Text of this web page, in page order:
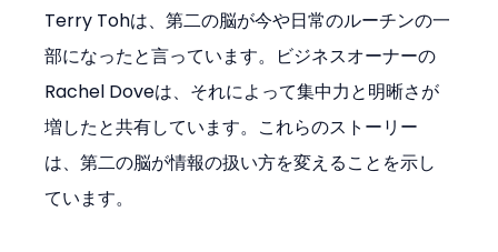
Terry Tohは、第二の脳が今や日常のルーチンの一
部になったと言っています。ビジネスオーナーの
Rachel Doveは、それによって集中力と明晰さが
増したと共有しています。これらのストーリー
は、第二の脳が情報の扱い方を変えることを示し
ています。